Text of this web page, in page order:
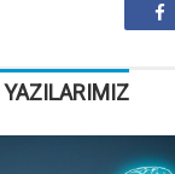
YAZILARIMIZ